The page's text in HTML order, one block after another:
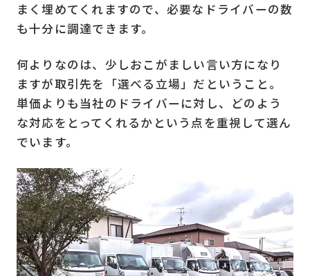
まく埋めてくれますので、必要なドライバーの数
も十分に調達できます。
何よりなのは、少しおこがましい言い方になり
ますが取引先を「選べる立場」だということ。
単価よりも当社のドライバーに対し、どのよう
な対応をとってくれるかという点を重視して選ん
でいます。